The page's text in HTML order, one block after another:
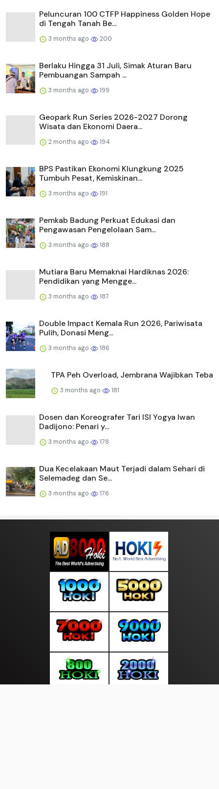
Peluncuran 100 CTFP Happiness Golden Hope
di Tengah Tanah Be...
3 months ago 200
Berlaku Hingga 31 Juli, Simak Aturan Baru
Pembuangan Sampah ...
3 months ago 199
Geopark Run Series 2026-2027 Dorong
Wisata dan Ekonomi Daera...
2 months ago 194
BPS Pastikan Ekonomi Klungkung 2025
Tumbuh Pesat, Kemiskinan...
3 months ago 191
Pemkab Badung Perkuat Edukasi dan
Pengawasan Pengelolaan Sam...
3 months ago 188
Mutiara Baru Memaknai Hardiknas 2026:
Pendidikan yang Mengge...
3 months ago 187
Double Impact Kemala Run 2026, Pariwisata
Pulih, Donasi Meng...
3 months ago 186
TPA Peh Overload, Jembrana Wajibkan Teba
3 months ago 181
Dosen dan Koreografer Tari ISI Yogya Iwan
Dadijono: Penari y...
3 months ago 178
Dua Kecelakaan Maut Terjadi dalam Sehari di
Selemadeg dan Se...
3 months ago 176